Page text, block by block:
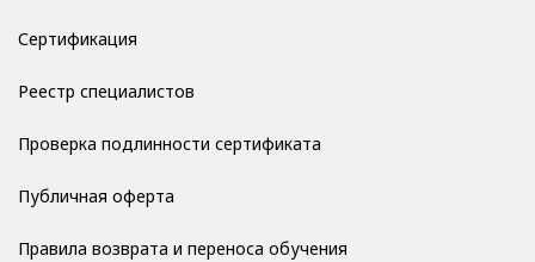
Сертификация
Реестр специалистов
Проверка подлинности сертификата
Публичная оферта
Правила возврата и переноса обучения